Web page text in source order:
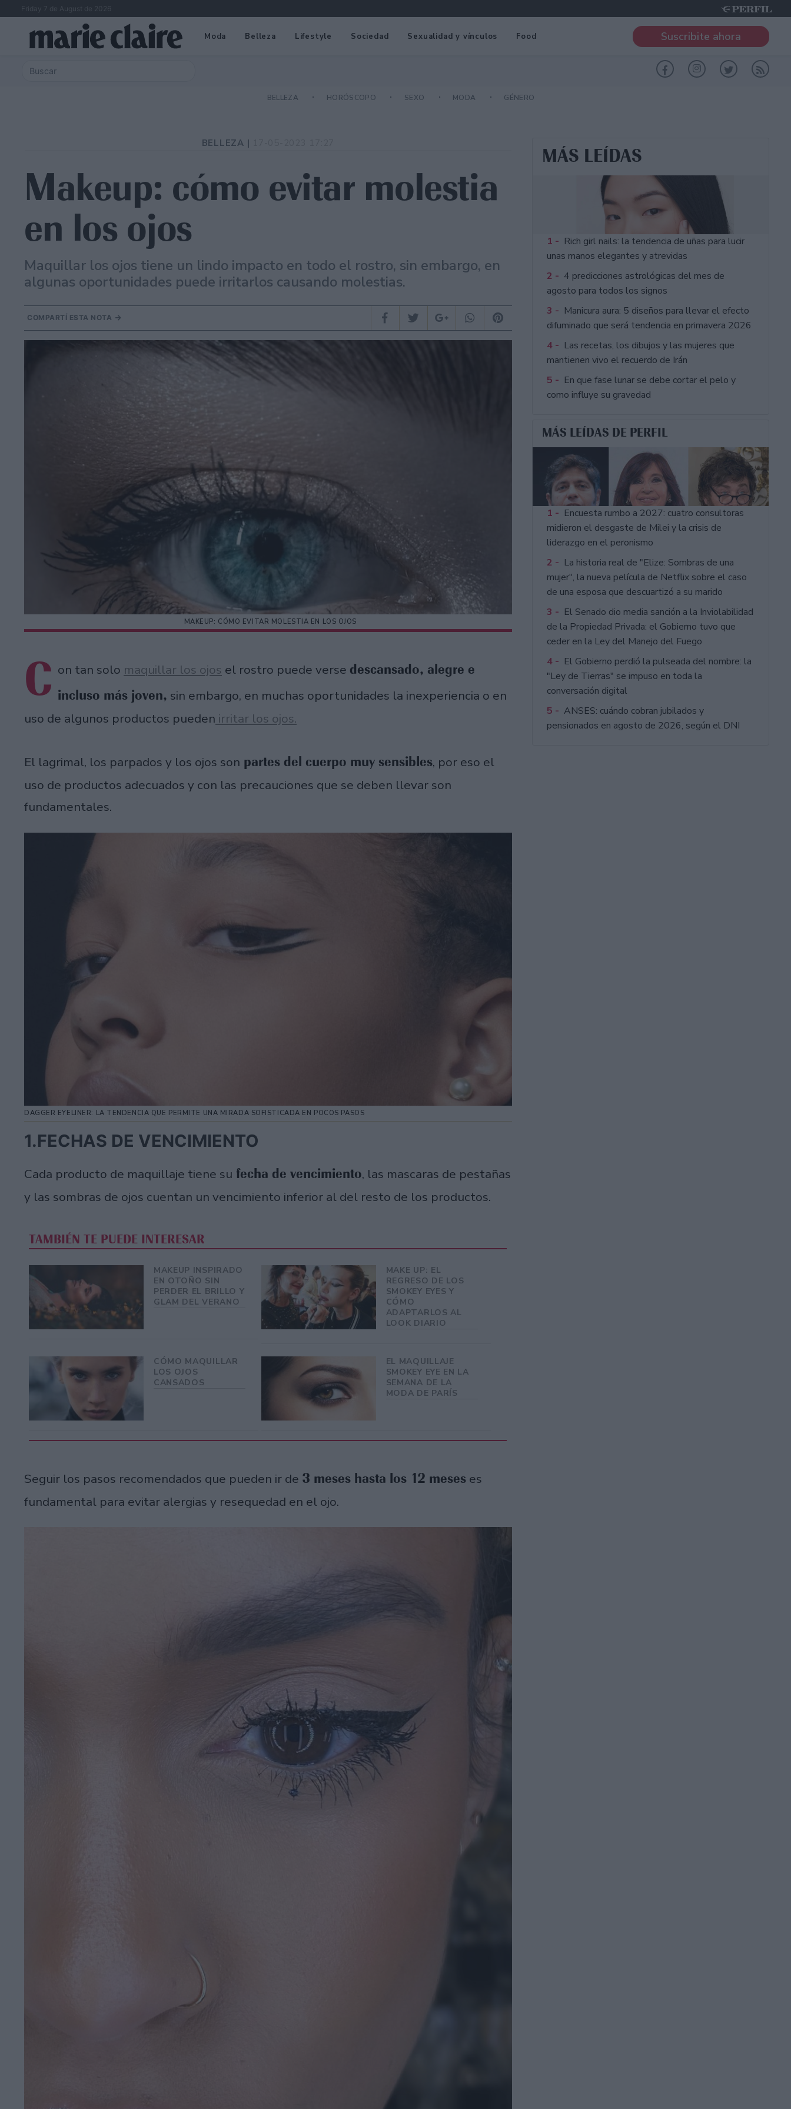
Friday 7 de August de 2026
Moda Belleza Lifestyle Sociedad Sexualidad y vínculos Food Suscribite ahora
BELLEZA HORÓSCOPO SEXO MODA GÉNERO
BELLEZA |
Makeup: cómo evitar molestia
en los ojos
Maquillar los ojos tiene un lindo impacto en todo el rostro, sin embargo, en
algunas oportunidades puede irritarlos causando molestias.
COMPARTÍ ESTA NOTA
MAKEUP: CÓMO EVITAR MOLESTIA EN LOS OJOS
C on tan solo maquillar los ojos el rostro puede verse descansado, alegre e
incluso más joven, sin embargo, en muchas oportunidades la inexperiencia o en
uso de algunos productos pueden irritar los ojos.
El lagrimal, los parpados y los ojos son partes del cuerpo muy sensibles, por eso el
uso de productos adecuados y con las precauciones que se deben llevar son
fundamentales.
DAGGER EYELINER: LA TENDENCIA QUE PERMITE UNA MIRADA SOFISTICADA EN POCOS PASOS
1.FECHAS DE VENCIMIENTO
Cada producto de maquillaje tiene su fecha de vencimiento, las mascaras de pestañas
y las sombras de ojos cuentan un vencimiento inferior al del resto de los productos.
TAMBIÉN TE PUEDE INTERESAR
MAKEUP INSPIRADO
EN OTOÑO SIN
PERDER EL BRILLO Y
GLAM DEL VERANO
MAKE UP: EL
REGRESO DE LOS
SMOKEY EYES Y
CÓMO
ADAPTARLOS AL
LOOK DIARIO
CÓMO MAQUILLAR
LOS OJOS
CANSADOS
EL MAQUILLAJE
SMOKEY EYE EN LA
SEMANA DE LA
MODA DE PARÍS
Seguir los pasos recomendados que pueden ir de 3 meses hasta los 12 meses es
fundamental para evitar alergias y resequedad en el ojo.
MÁS LEÍDAS
1 - Rich girl nails: la tendencia de uñas para lucir
unas manos elegantes y atrevidas
2 - 4 predicciones astrológicas del mes de
agosto para todos los signos
3 - Manicura aura: 5 diseños para llevar el efecto
difuminado que será tendencia en primavera 2026
4 - Las recetas, los dibujos y las mujeres que
mantienen vivo el recuerdo de Irán
5 - En que fase lunar se debe cortar el pelo y
como influye su gravedad
MÁS LEÍDAS DE PERFIL
1 - Encuesta rumbo a 2027: cuatro consultoras
midieron el desgaste de Milei y la crisis de
liderazgo en el peronismo
2 - La historia real de "Elize: Sombras de una
mujer", la nueva película de Netflix sobre el caso
de una esposa que descuartizó a su marido
3 - El Senado dio media sanción a la Inviolabilidad
de la Propiedad Privada: el Gobierno tuvo que
ceder en la Ley del Manejo del Fuego
4 - El Gobierno perdió la pulseada del nombre: la
"Ley de Tierras" se impuso en toda la
conversación digital
5 - ANSES: cuándo cobran jubilados y
pensionados en agosto de 2026, según el DNI